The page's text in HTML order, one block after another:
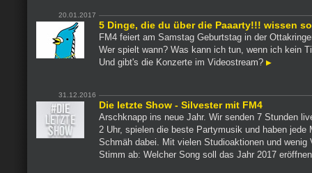
20.01.2017
5 Dinge, die du über die Paaarty!!! wissen
FM4 feiert am Samstag Geburtstag in der
Wer spielt wann? Was kann ich tun, wenn ich kein
Und gibt's die Konzerte im Videostream?
31.12.2016
Die letzte Show - Silvester mit FM4
Arschknapp ins neue Jahr. Wir senden 7 Stunden
2 Uhr, spielen die beste Partymusik und haben jede
Schmäh dabei. Mit vielen Studioaktionen und wenig
Stimm ab: Welcher Song soll das Jahr 2017